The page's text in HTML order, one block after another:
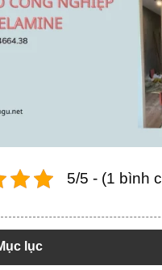
5/5 - (1 bình
lục